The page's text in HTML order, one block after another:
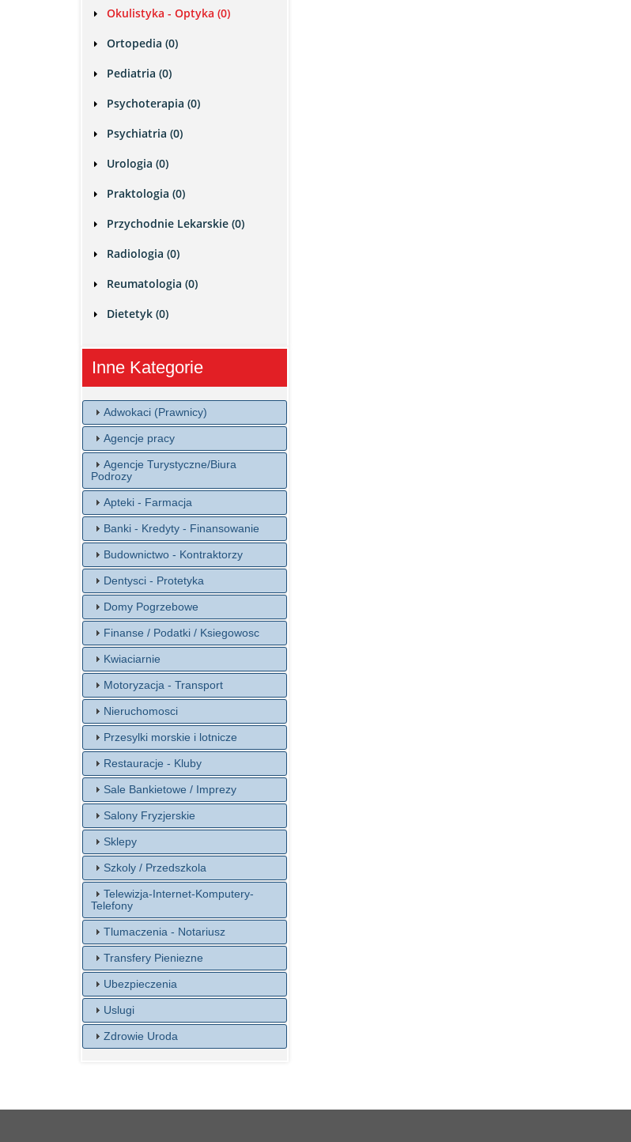
Okulistyka - Optyka (0)
Ortopedia (0)
Pediatria (0)
Psychoterapia (0)
Psychiatria (0)
Urologia (0)
Praktologia (0)
Przychodnie Lekarskie (0)
Radiologia (0)
Reumatologia (0)
Dietetyk (0)
Inne Kategorie
Adwokaci (Prawnicy)
Agencje pracy
Agencje Turystyczne/Biura
Podrozy
Apteki - Farmacja
Banki - Kredyty - Finansowanie
Budownictwo - Kontraktorzy
Dentysci - Protetyka
Domy Pogrzebowe
Finanse / Podatki / Ksiegowosc
Kwiaciarnie
Motoryzacja - Transport
Nieruchomosci
Przesylki morskie i lotnicze
Restauracje - Kluby
Sale Bankietowe / Imprezy
Salony Fryzjerskie
Sklepy
Szkoly / Przedszkola
Telewizja-Internet-Komputery-
Telefony
Tlumaczenia - Notariusz
Transfery Pieniezne
Ubezpieczenia
Uslugi
Zdrowie Uroda